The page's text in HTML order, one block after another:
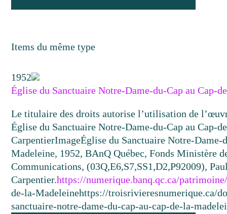
Items du même type
1952
Église du Sanctuaire Notre-Dame-du-Cap au Cap-
Le titulaire des droits autorise l’utilisation de
Église du Sanctuaire Notre-Dame-du-Cap au Cap-
CarpentierImageÉglise du Sanctuaire Notre-Dame-
Madeleine, 1952, BAnQ Québec, Fonds Ministère
Communications, (03Q,E6,S7,SS1,D2,P92009),
Carpentier.https://numerique.banq.qc.ca/
de-la-Madeleinehttps://troisrivieresnumerique.ca/
sanctuaire-notre-dame-du-cap-au-cap-de-la-